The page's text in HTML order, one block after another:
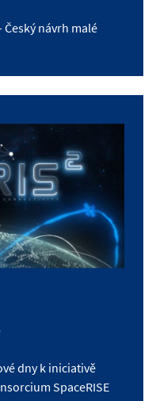
Český návrh malé
dny k iniciativě
SpaceRISE